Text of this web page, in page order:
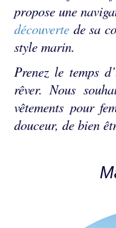
propose une
découverte de sa
style marin.
Prenez le temps
rêver. Nous
vêtements pour
douceur, de bien